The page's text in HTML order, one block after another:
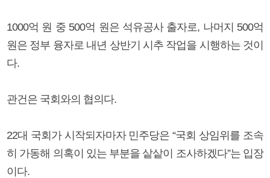
1000억 원 중 500억 원은 석유공사 출자로, 나머지 500억
원은 정부 융자로 내년 상반기 시추 작업을 시행하는 것이
다.
관건은 국회와의 협의다.
22대 국회가 시작되자마자 민주당은 “국회 상임위를 조속
히 가동해 의혹이 있는 부분을 샅샅이 조사하겠다”는 입장
이다.